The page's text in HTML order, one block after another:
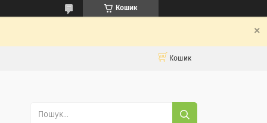
Кошик
Кошик